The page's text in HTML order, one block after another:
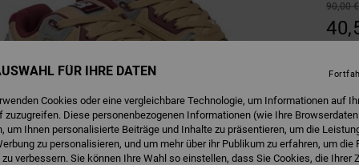
90,00 €
Farbe
FÜR IHRE DATEN
Cookies oder eine vergleichbare Technologie, um Informationen auf
zuzugreifen. Diese personenbezogenen Informationen (wie Ihre
um Ihnen personalisierte Beiträge und Inhalte zu präsentieren, um die
zu personalisieren, und um mehr über ihr Publikum zu erfahren, um die
verbessern. Sie können Ihre Wahl so einstellen, dass Sie Cookies, die Ihrer